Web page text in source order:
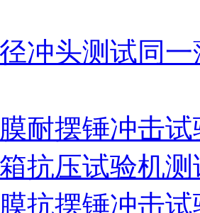
冲头测试同
耐摆锤冲击
抗压试验机
抗摆锤冲击